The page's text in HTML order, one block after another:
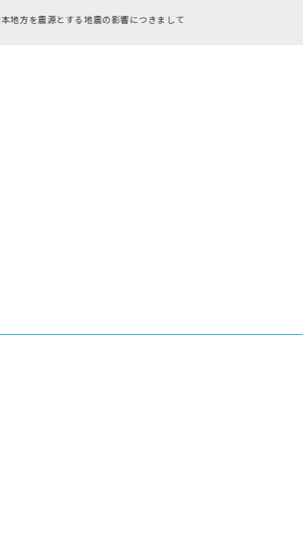
RFC違反アドレスのご利用について